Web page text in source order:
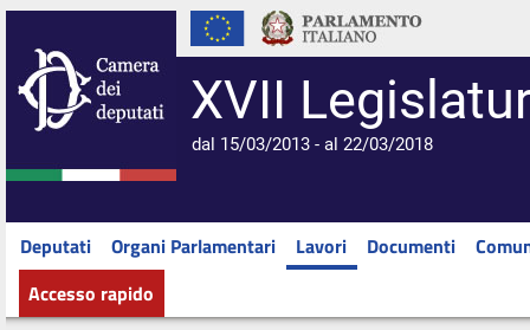
XVII
dal 15/03/2013 - al 22/03/2018
Deputati Organi Parlamentari Lavori Documenti
Accesso rapido